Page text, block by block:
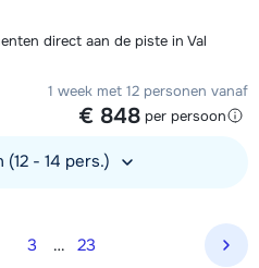
direct aan de piste in Val
1 week met 12 personen vanaf
€ 848 per persoon
- 14 pers.)
3 … 23